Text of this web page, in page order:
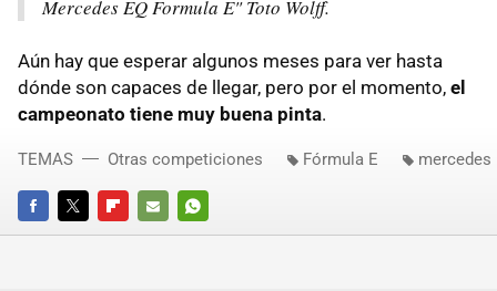
Mercedes EQ Formula E" Toto Wolff.
Aún hay que esperar algunos meses para ver hasta
dónde son capaces de llegar, pero por el momento, el
campeonato tiene muy buena pinta.
FACEBOOKTWITTERFLIPBOARD
E-
WHATSAPP
TEMAS Otras competiciones Fórmula E mercedes